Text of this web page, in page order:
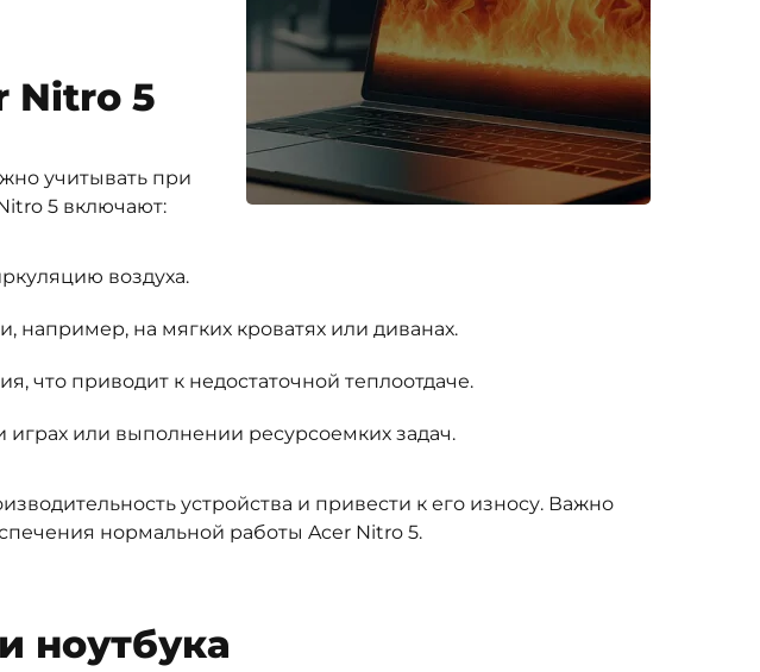
Nitro 5
учитывать при
5 включают:
воздуха.
например, на мягких кроватях или диванах.
что приводит к недостаточной теплоотдаче.
или выполнении ресурсоемких задач.
устройства и привести к его износу. Важно
нормальной работы Acer Nitro 5.
ноутбука